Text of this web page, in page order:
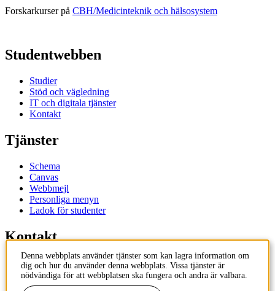
Forskarkurser på CBH/Medicinteknik och hälsosystem
Studentwebben
Studier
Stöd och vägledning
IT och digitala tjänster
Kontakt
Tjänster
Schema
Canvas
Webbmejl
Personliga menyn
Ladok för studenter
Kontakt
Kontakta utbildningsprogram
Kontakta kurs
IT-support
Denna webbplats använder tjänster som kan lagra information om
dig och hur du använder denna webbplats. Vissa tjänster är
nödvändiga för att webbplatsen ska fungera och andra är valbara.